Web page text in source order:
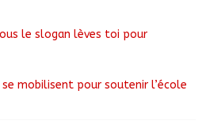
le slogan lèves toi pour
se mobilisent pour soutenir l’école